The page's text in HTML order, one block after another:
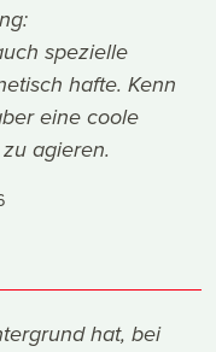
spezielle
hafte. Kenn
eine coole
agieren.
hat, bei